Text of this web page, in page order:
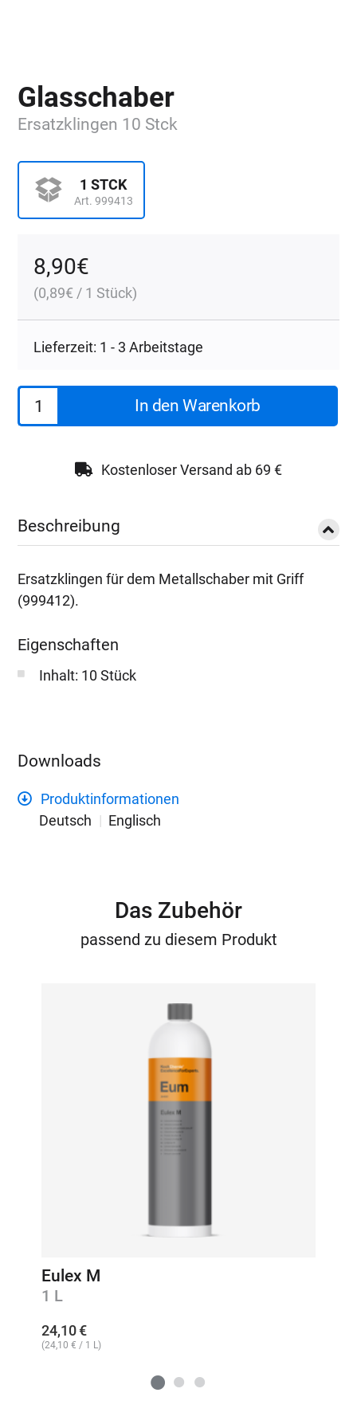
Glasschaber
Ersatzklingen 10 Stck
1 STCK
Art. 999413
8,90€
(0,89€ / 1 Stück)
Lieferzeit: 1 - 3 Arbeitstage
Koch
Chemie
Griff
Ersatzklingen
Menge
In den Warenkorb
Kostenloser Versand ab 69 €
Beschreibung
Ersatzklingen für dem Metallschaber mit Griff
(999412).
Eigenschaften
Inhalt: 10 Stück
Downloads
Produktinformationen
Deutsch
Englisch
Das Zubehör
passend zu diesem Produkt
Eulex M
1 L
24,10€
(24,10 € / 1 L)